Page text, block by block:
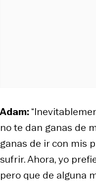
Adam:
no te dan ganas de
ganas de ir con mis
sufrir. Ahora, yo
pero que de alguna